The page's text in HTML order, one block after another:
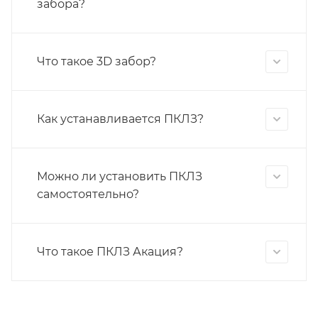
забора?
Что такое 3D забор?
Как устанавливается ПКЛЗ?
Можно ли установить ПКЛЗ
самостоятельно?
Что такое ПКЛЗ Акация?